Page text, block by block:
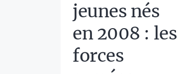
jeunes nés
en 2008 : les
forces